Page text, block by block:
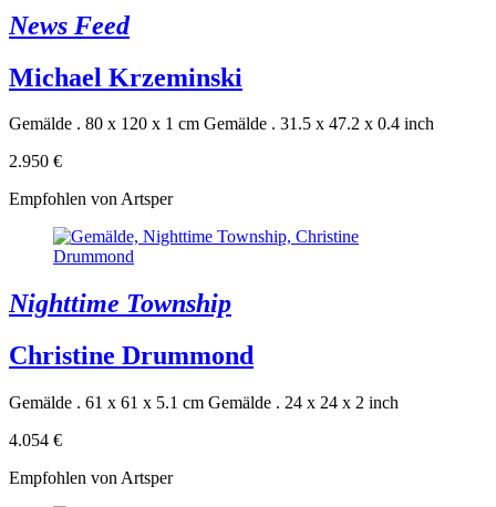
News Feed
Michael Krzeminski
Gemälde . 80 x 120 x 1 cm Gemälde . 31.5 x 47.2 x 0.4 inch
2.950 €
Empfohlen von Artsper
Nighttime Township
Christine Drummond
Gemälde . 61 x 61 x 5.1 cm Gemälde . 24 x 24 x 2 inch
4.054 €
Empfohlen von Artsper